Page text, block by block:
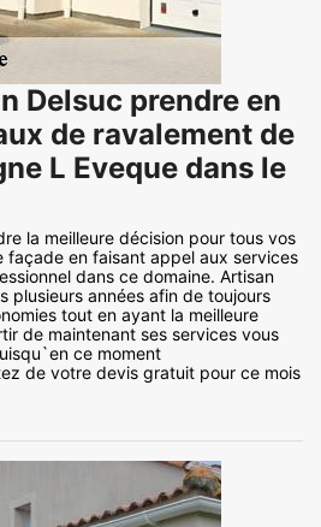
Delsuc prendre en
de ravalement de
L Eveque dans le
la meilleure décision pour tous vos
en faisant appel aux services
dans ce domaine. Artisan
plusieurs années afin de toujours
tout en ayant la meilleure
de maintenant ses services vous
ce moment
de votre devis gratuit pour ce mois